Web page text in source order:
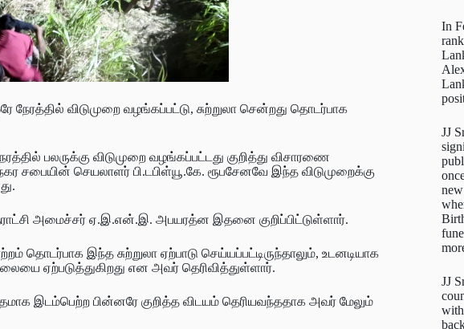
விடுமுறை வழங்கப்பட்டு, சுற்றுலா சென்றது தொடர்பாக
பலருக்கு விடுமுறை வழங்கப்பட்டது குறித்து விசாரணை
சபையின் செயலாளர் பி.டபிள்யூ.கே. ரூபசேனவே இந்த விடுமுறைக்கு
அமைச்சர் ஏ.இ.என்.இ. அபயரத்ன இதனை குறிப்பிட்டுள்ளார்.
தொடர்பாக இந்த சுற்றுலா ஏற்பாடு செய்யப்பட்டிருந்தாலும், உடனடியாக
ஏற்படுத்துகிறது என அவர் தெரிவித்துள்ளார்.
இடம்பெற்ற பின்னரே குறித்த விடயம் தெரியவந்ததாக அவர் மேலும்
In
JJ
JJ